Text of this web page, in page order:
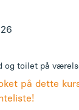
på dette